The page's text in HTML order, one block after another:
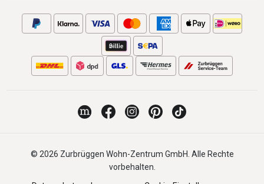
© 2026 Zurbrüggen Wohn-Zentrum GmbH. Alle Rechte
vorbehalten.